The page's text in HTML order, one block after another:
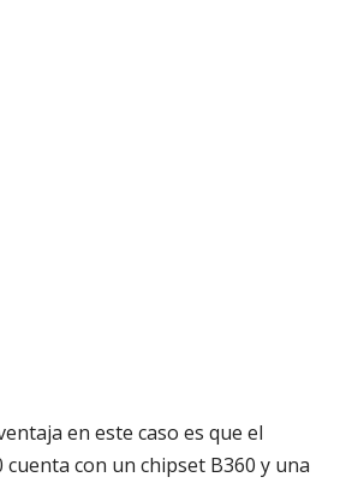
en este caso es que el
cuenta con un chipset B360 y una